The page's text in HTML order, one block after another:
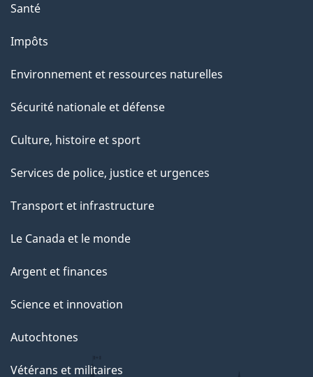
p
a
e
Santé
Impôts
Environnement et ressources naturelles
Sécurité nationale et défense
Culture, histoire et sport
Services de police, justice et urgences
Transport et infrastructure
Le Canada et le monde
Argent et finances
Science et innovation
Autochtones
Vétérans et militaires